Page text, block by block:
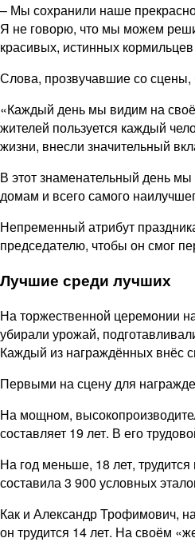
– Мы сохранили наше
Я не говорю, что мы можем
красивых, истинных
Слова, прозвучавшие со сцены,
«Каждый день мы видим на
жителей пользуется каждый
жизни, внесли значительный
В этот знаменательный день
домам и всего самого
Непременный атрибут
председателю, чтобы он смог
Лучшие среди лучших
На торжественной церемонии
убирали урожай,
Каждый из награждённых внёс
Первыми на сцену для
На мощном,
составляет 19 лет. В его
На год меньше, 18 лет,
составила 3 900 условных
Как и Александр Трофимович,
он трудится 14 лет. На своём